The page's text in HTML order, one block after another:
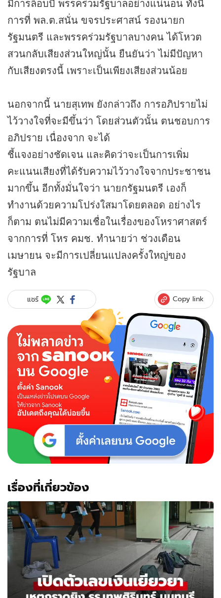
การที่ พล.ต.สนั่น ขจรประศาสน์ รองนายก
รัฐมนตรี และพรรคร่วมรัฐบาลบางคน ได้โหวต
สวนกลับเสียงส่วนใหญ่นั้น ยืนยันว่า ไม่มีปัญหา
กับเสียงตรงนี้ เพราะเป็นเพียงเสียงส่วนน้อย
นอกจากนี้ นายสุเทพ ยังกล่าวถึง การอภิปรายไม่
ไว้วางใจที่จะมีขึ้นว่า โดยส่วนตัวนั้น ตนชอบการ
อภิปราย เนื่องจาก จะได้
ชี้แจงอย่างชัดเจน และคิดว่าจะเป็นการเพิ่ม
คะแนนเสียงที่ได้รับความไว้วางใจจากประชาชน
มากขึ้น อีกทั้งมั่นใจว่า นายกรัฐมนตรี เองก็
ทำงานด้วยความโปร่งใสมาโดยตลอด อย่างไร
ก็ตาม ตนไม่มีความเชื่อในเรื่องของโหราศาสตร์
จากการที่ โหร คมช. ทำนายว่า ช่วงเดือน
เมษายน จะมีการเปลี่ยนแปลงครั้งใหญ่ของ
รัฐบาล
แชร์ Copy link
เรื่องที่เกี่ยวข้อง